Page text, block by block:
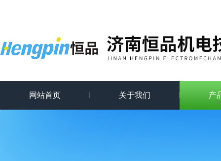
网站首页 关于我们 产